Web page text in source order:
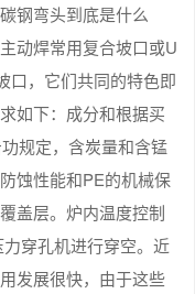
钢弯头到底是什么
动焊常用复合坡口或U
口，它们共同的特色即
如下：成分和根据买
规定，含炭量和含锰
蚀性能和PE的机械保
盖层。炉内温度控制
穿孔机进行穿空。近
发展很快，由于这些